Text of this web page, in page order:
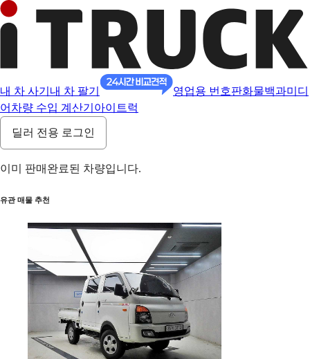
내 차 사기 내 차 팔기 영업용 번호판화물백과미디
어 차량 수입 계산기 아이트럭
딜러 전용 로그인
이미 판매완료된 차량입니다.
유관 매물 추천